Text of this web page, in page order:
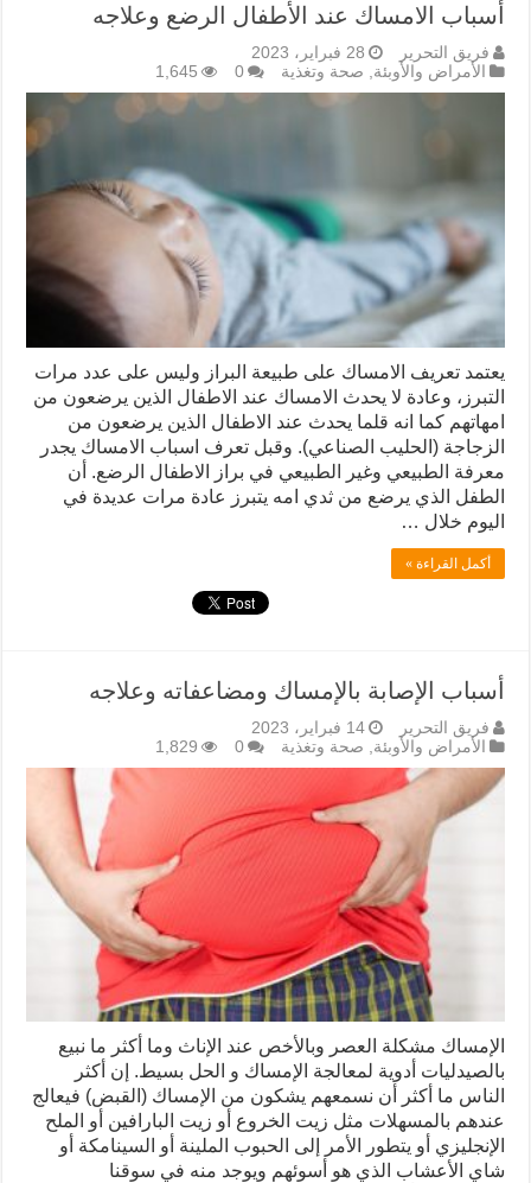
أسباب الامساك عند الأطفال الرضع وعلاجه
فريق التحرير
28 فبراير، 2023
الأمراض والأوبئة
صحة وتغذية 0
1,645
يعتمد تعريف الامساك على طبيعة البراز وليس على عدد مرات
التبرز، وعادة لا يحدث الامساك عند الاطفال الذين يرضعون من
امهاتهم كما انه قلما يحدث عند الاطفال الذين يرضعون من
الزجاجة (الحليب الصناعي). وقبل تعرف اسباب الامساك يجدر
معرفة الطبيعي وغير الطبيعي في براز الاطفال الرضع. أن
الطفل الذي يرضع من ثدي امه يتبرز عادة مرات عديدة في
اليوم خلال …
أكمل القراءة »
أسباب الإصابة بالإمساك ومضاعفاته وعلاجه
فريق التحرير
14 فبراير، 2023
الأمراض والأوبئة
صحة وتغذية 0
1,829
الإمساك مشكلة العصر وبالأخص عند الإناث وما أكثر ما نبيع
بالصيدليات أدوية لمعالجة الإمساك و الحل بسيط. إن أكثر
الناس ما أكثر أن نسمعهم يشكون من الإمساك (القبض) فيعالج
عندهم بالمسهلات مثل زيت الخروع أو زيت البارافين أو الملح
الإنجليزي أو يتطور الأمر إلى الحبوب الملينة أو السينامكة أو
شاي الأعشاب الذي هو أسوئهم ويوجد منه في سوقنا